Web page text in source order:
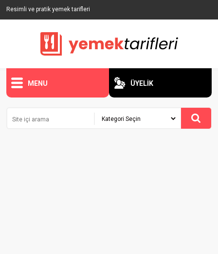
Resimli ve pratik yemek tarifleri
MENU ÜYELİK